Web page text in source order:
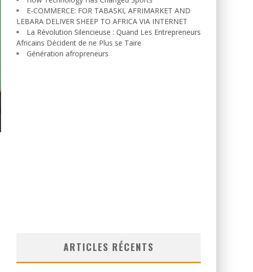
E-COMMERCE: FOR TABASKI, AFRIMARKET AND
LEBARA DELIVER SHEEP TO AFRICA VIA INTERNET
La Révolution Silencieuse : Quand Les Entrepreneurs
Africains Décident de ne Plus se Taire
Génération afropreneurs
ARTICLES RÉCENTS